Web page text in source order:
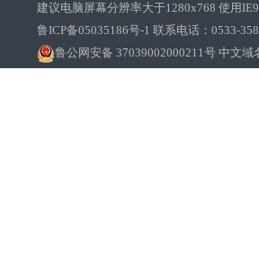
建议电脑屏幕分辨率大于1280x768 使用
鲁ICP备05035186号-1 联系电话：0533-
鲁公网安备 37039002000211号 中文域